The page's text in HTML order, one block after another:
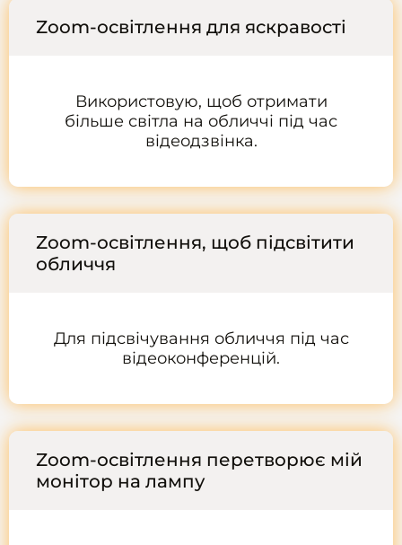
Zoom-освітлення для яскравості
Використовую, щоб отримати
більше світла на обличчі під час
відеодзвінка.
Zoom-освітлення, щоб підсвітити
обличчя
Для підсвічування обличчя під час
відеоконференцій.
Zoom-освітлення перетворює мій
монітор на лампу